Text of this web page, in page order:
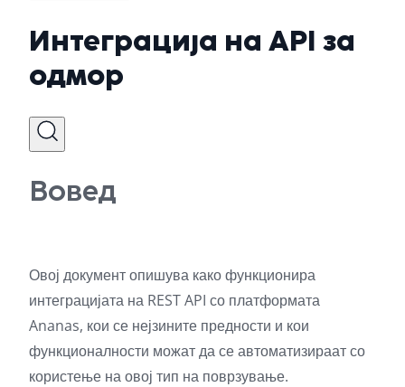
Интеграција на API за
одмор
Вовед
Овој документ опишува како функционира
интеграцијата на REST API со платформата
Ananas, кои се нејзините предности и кои
функционалности можат да се автоматизираат со
користење на овој тип на поврзување.